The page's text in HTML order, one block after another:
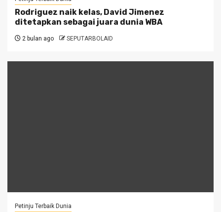
Rodriguez naik kelas, David Jimenez
ditetapkan sebagai juara dunia WBA
2 bulan ago SEPUTARBOLAID
Petinju Terbaik Dunia